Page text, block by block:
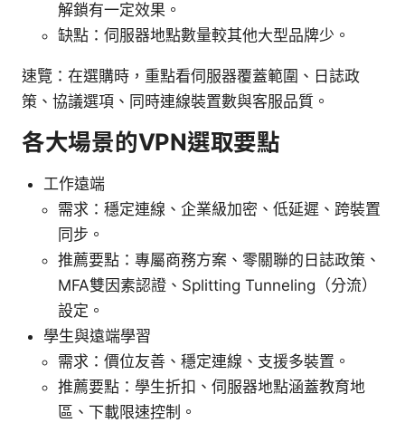
解鎖有一定效果。
缺點：伺服器地點數量較其他大型品牌少。
速覽：在選購時，重點看伺服器覆蓋範圍、日誌政
策、協議選項、同時連線裝置數與客服品質。
各大場景的VPN選取要點
工作遠端
需求：穩定連線、企業級加密、低延遲、跨裝置
同步。
推薦要點：專屬商務方案、零關聯的日誌政策、
MFA雙因素認證、Splitting Tunneling（分流）
設定。
學生與遠端學習
需求：價位友善、穩定連線、支援多裝置。
推薦要點：學生折扣、伺服器地點涵蓋教育地
區、下載限速控制。